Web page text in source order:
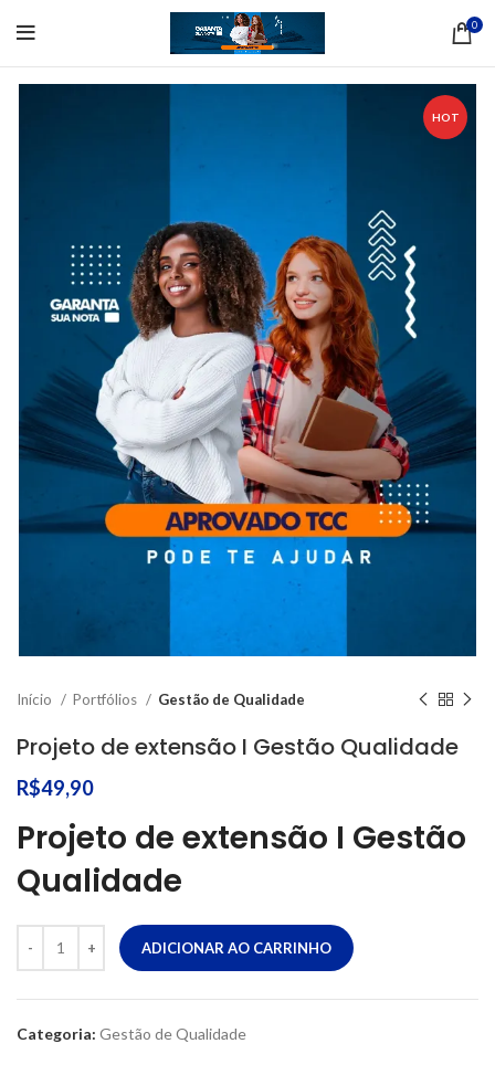
0
HOT
Início Portfólios Gestão de Qualidade
Projeto de extensão I Gestão Qualidade
R$49,90
Projeto de extensão I Gestão
Qualidade
ADICIONAR AO CARRINHO
Categoria: Gestão de Qualidade